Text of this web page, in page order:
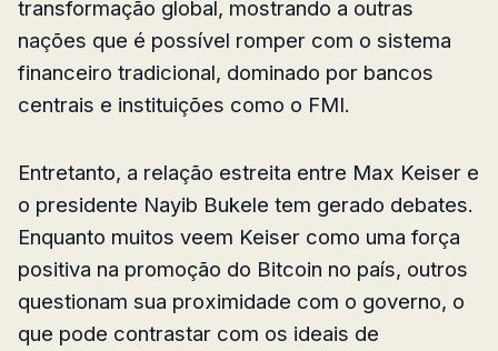
transformação global, mostrando a outras
nações que é possível romper com o sistema
financeiro tradicional, dominado por bancos
centrais e instituições como o FMI.
Entretanto, a relação estreita entre Max Keiser e
o presidente Nayib Bukele tem gerado debates.
Enquanto muitos veem Keiser como uma força
positiva na promoção do Bitcoin no país, outros
questionam sua proximidade com o governo, o
que pode contrastar com os ideais de